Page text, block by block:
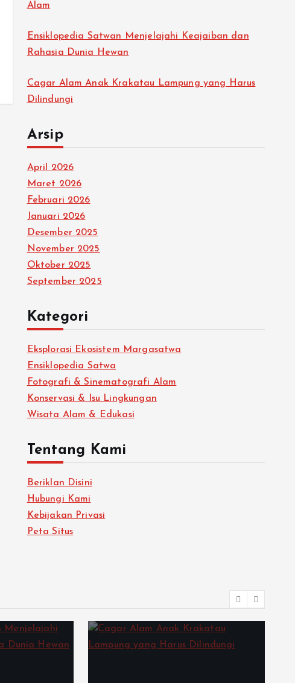
Alam
Ensiklopedia Satwan Menjelajahi Keajaiban dan
Rahasia Dunia Hewan
Cagar Alam Anak Krakatau Lampung yang Harus
Dilindungi
Arsip
April 2026
Maret 2026
Februari 2026
Januari 2026
Desember 2025
November 2025
Oktober 2025
September 2025
Kategori
Eksplorasi Ekosistem Margasatwa
Ensiklopedia Satwa
Fotografi & Sinematografi Alam
Konservasi & Isu Lingkungan
Wisata Alam & Edukasi
Tentang Kami
Beriklan Disini
Hubungi Kami
Kebijakan Privasi
Peta Situs